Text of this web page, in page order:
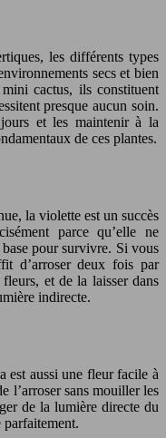
les différents types
secs et bien
cactus, ils constituent
presque aucun soin.
et les maintenir à la
de ces plantes.
la violette est un succès
parce qu’elle ne
pour survivre. Si vous
d’arroser deux fois par
et de la laisser dans
indirecte.
est aussi une fleur facile à
l’arroser sans mouiller les
de la lumière directe du